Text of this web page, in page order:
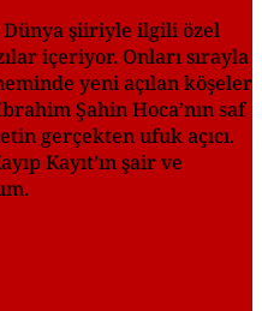
Dünya şiiriyle ilgili özel
içeriyor. Onları sırayla
yeni açılan köşeler
Şahin Hoca’nın saf
gerçekten ufuk açıcı.
Kayıt’ın şair ve